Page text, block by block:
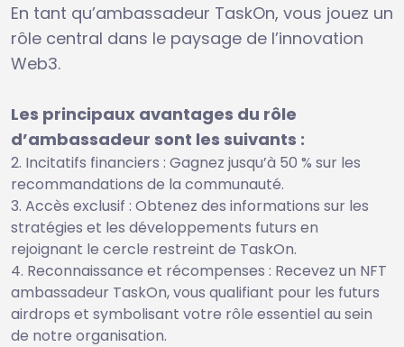
En tant qu’ambassadeur TaskOn, vous jouez un
rôle central dans le paysage de l’innovation
Web3.
Les principaux avantages du rôle
d’ambassadeur sont les suivants :
Incitatifs financiers : Gagnez jusqu’à 50 % sur les
recommandations de la communauté.
Accès exclusif : Obtenez des informations sur les
stratégies et les développements futurs en
rejoignant le cercle restreint de TaskOn.
Reconnaissance et récompenses : Recevez un NFT
ambassadeur TaskOn, vous qualifiant pour les futurs
airdrops et symbolisant votre rôle essentiel au sein
de notre organisation.